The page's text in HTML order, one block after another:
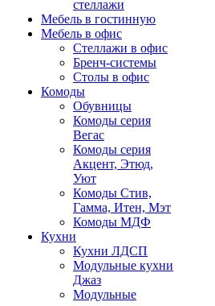
стеллажи
Мебель в гостинную
Мебель в офис
Стеллажи в офис
Бренч-системы
Столы в офис
Комоды
Обувницы
Комоды серия
Вегас
Комоды серия
Акцент, Этюд,
Уют
Комоды Стив,
Гамма, Итен, Мэт
Комоды МДФ
Кухни
Кухни ЛДСП
Модульные кухни
Джаз
Модульные